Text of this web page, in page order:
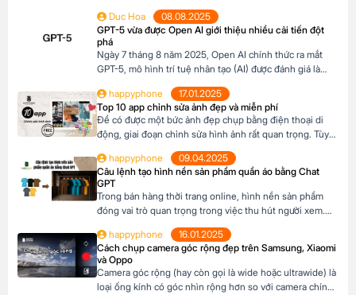
nghiệp không chỉ giúp tạo ấn tượng mạnh mẽ với khách
hàng mà còn thúc đẩy tỉ lệ nhấp chuột, tăng chuyển đổi
và nâng cao nhận diện thương hiệu. Tin vui là […]
Duc Hoa
08.08.2025
GPT-5 vừa được Open AI giới thiệu nhiều cải tiến đột
phá
Ngày 7 tháng 8 năm 2025, Open AI chính thức ra mắt
GPT-5, mô hình trí tuệ nhân tạo (AI) được đánh giá là
những cải tiến vượt trội về khả năng lý luận, lập trình,
sáng tạo nội dung và tương tác đa […]
happyphone
17.01.2025
Top 10 app chỉnh sửa ảnh đẹp và miễn phí
Để có được một bức ảnh đẹp chụp bằng điện thoại di
động, giai đoạn chỉnh sửa hình ảnh rất quan trọng. Tùy
nhau. Dưới đây là top 10 app chỉnh ảnh miễn phí trên di
động có thể tham khảo: Mục lục1 App […]
happyphone
09.04.2025
Câu lệnh tạo hình nền sản phẩm quần áo bằng Chat
GPT
Trong bán hàng thời trang online, hình nền sản phẩm
đóng vai trò quan trọng trong việc thu hút người xem.
thể dùng ChatGPT để tạo câu lệnh (prompt) cho các
công cụ AI như Midjourney, DALL·E hay Bing Image
Creator, giúp tạo […]
happyphone
16.01.2025
Cách chụp camera góc rộng đẹp trên Samsung, Xiaomi
và Oppo
Camera góc rộng (hay còn gọi là wide hoặc ultrawide) là
loại ống kính có góc nhìn rộng hơn so với camera chính.